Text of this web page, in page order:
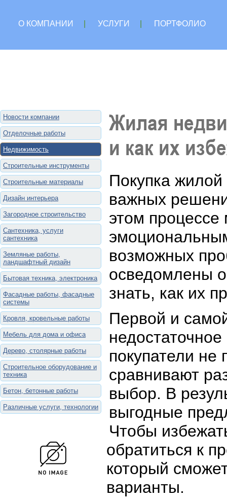
О КОМПАНИИ УСЛУГИ
ПОРТФОЛИО
Новости компании
Отделочные работы
Недвижимость
Строительные инструменты
Строительные материалы
Дизайн интерьера
Загородное строительство
Сантехника, услуги
сантехника
Земляные работы,
ландшафтный дизайн
Бытовая техника, электроника
Фасадные работы, фасадные
системы
Кровля, кровельные работы
Мебель для дома и офиса
Дерево, столярные работы
Строительное оборудование и
техника
Бетон, бетонные работы
Различные услуги, технологии
Жилая
и как их
Покупка
важных
этом
возможных
осведомлены
знать, как их
Первой и
покупатели не
сравнивают
выбор. В
выгодные
Чтобы
обратиться к
который
варианты.